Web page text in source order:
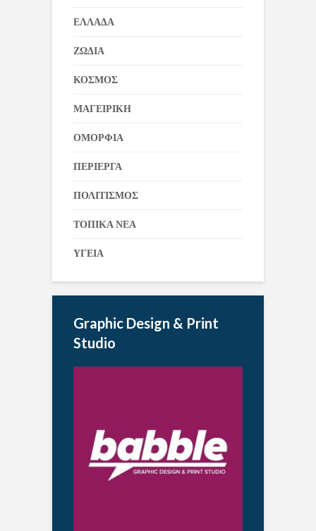
ΕΛΛΑΔΑ
ΖΩΔΙΑ
ΚΟΣΜΟΣ
ΜΑΓΕΙΡΙΚΗ
ΟΜΟΡΦΙΑ
ΠΕΡΙΕΡΓΑ
ΠΟΛΙΤΙΣΜΟΣ
ΤΟΠΙΚΑ ΝΕΑ
ΥΓΕΙΑ
Graphic Design & Print
Studio